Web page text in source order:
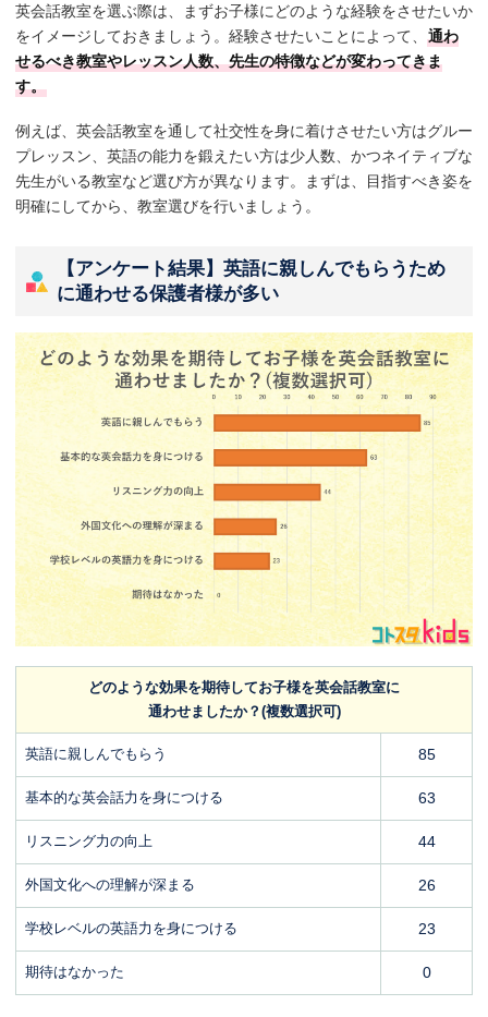
英会話教室を選ぶ際は、まずお子様にどのような経験をさせたいか
をイメージしておきましょう。経験させたいことによって、 通わ
せるべき教室やレッスン人数、先生の特徴などが変わってきま
す。
例えば、英会話教室を通して社交性を身に着けさせたい方はグルー
プレッスン、英語の能力を鍛えたい方は少人数、かつネイティブな
先生がいる教室など選び方が異なります。まずは、目指すべき姿を
明確にしてから、教室選びを行いましょう。
【アンケート結果】英語に親しんでもらうため
に通わせる保護者様が多い
どのような効果を期待してお子様を英会話教室に
通わせましたか？(複数選択可)
英語に親しんでもらう 85
基本的な英会話力を身につける 63
リスニング力の向上 44
外国文化への理解が深まる 26
学校レベルの英語力を身につける 23
期待はなかった 0